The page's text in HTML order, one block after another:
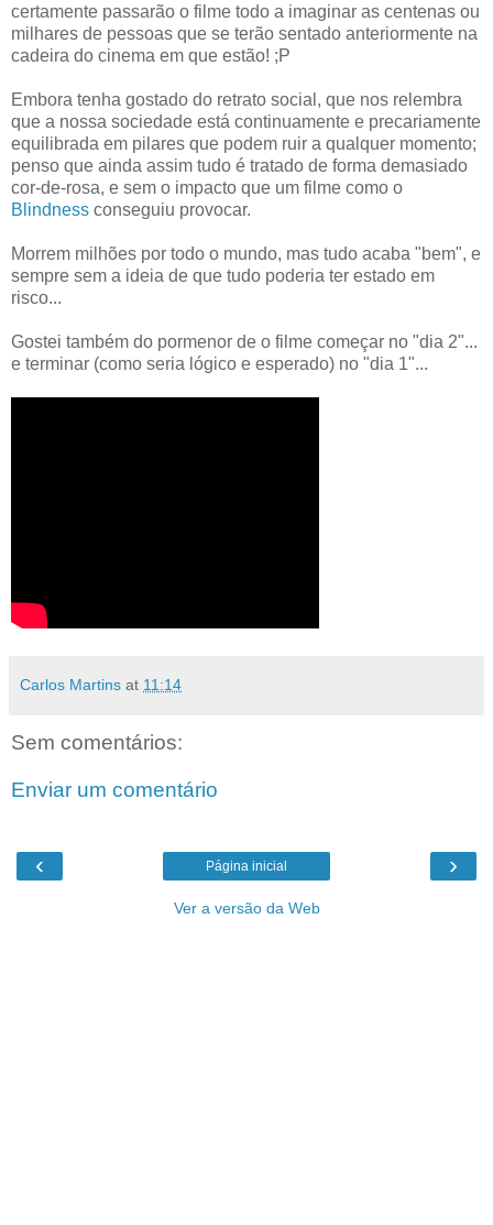
certamente passarão o filme todo a imaginar as centenas ou
milhares de pessoas que se terão sentado anteriormente na
cadeira do cinema em que estão! ;P
Embora tenha gostado do retrato social, que nos relembra
que a nossa sociedade está continuamente e precariamente
equilibrada em pilares que podem ruir a qualquer momento;
penso que ainda assim tudo é tratado de forma demasiado
cor-de-rosa, e sem o impacto que um filme como o
Blindness conseguiu provocar.
Morrem milhões por todo o mundo, mas tudo acaba "bem", e
sempre sem a ideia de que tudo poderia ter estado em
risco...
Gostei também do pormenor de o filme começar no "dia 2"...
e terminar (como seria lógico e esperado) no "dia 1"...
Carlos Martins at 11:14
Sem comentários:
Enviar um comentário
‹ ›
Página inicial
Ver a versão da Web